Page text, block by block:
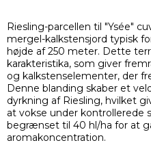
Riesling-parcellen til "Ysée"
mergel-kalkstensjord typisk
højde af 250 meter. Dette
karakteristika, som giver
og kalkstenselementer, der
Denne blanding skaber et
dyrkning af Riesling, hvilket
at vokse under kontrollerede
begrænset til 40 hl/ha for at
aromakoncentration.